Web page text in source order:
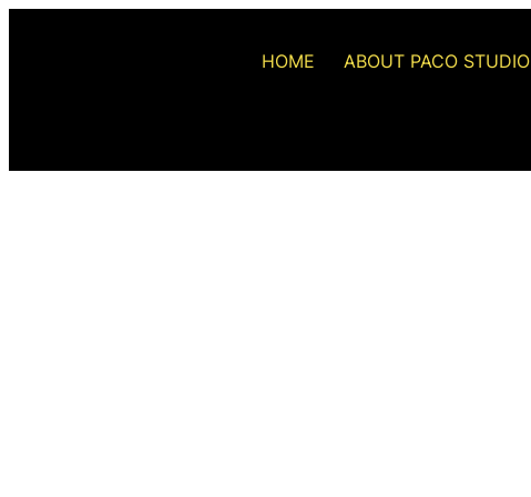
HOME ABOUT PACO STUDIO